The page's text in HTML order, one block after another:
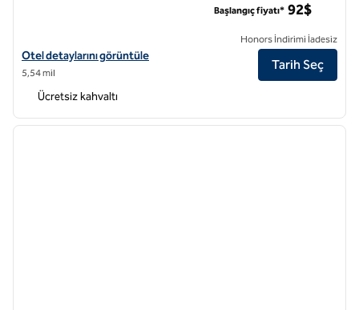
Home2 Suites by Hilton Atlanta Downtown için otel detaylarını
Otel detaylarını görüntüle
5,54 mil
Başlangıç fiyatı* 92$
Honors İndirimi İadesiz
Tarih Seç
Ücretsiz kahvaltı
1 / 11